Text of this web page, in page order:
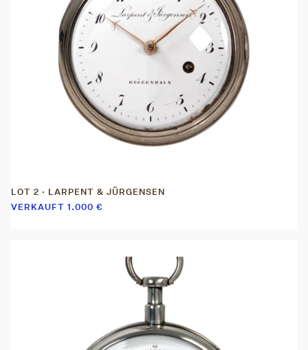
LOT 2 · LARPENT & JÜRGENSEN
VERKAUFT 1.000 €